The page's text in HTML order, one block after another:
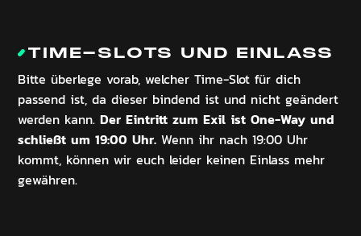
TIME-SLOTS UND EINLASS
Bitte überlege vorab, welcher Time-Slot für dich
passend ist, da dieser bindend ist und nicht geändert
werden kann.Der Eintritt zum Exil ist One-Way und
schließt um 19:00 Uhr.Wenn ihr nach 19:00 Uhr
kommt, können wir euch leider keinen Einlass mehr
gewähren.